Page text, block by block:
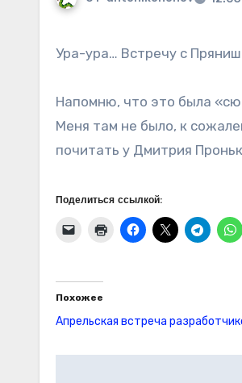
Ура-ура… Встречу с
Напомню, что это была
Меня там не было, к
почитать у Дмитрия
Поделиться ссылкой:
Похожее
Апрельская встреча